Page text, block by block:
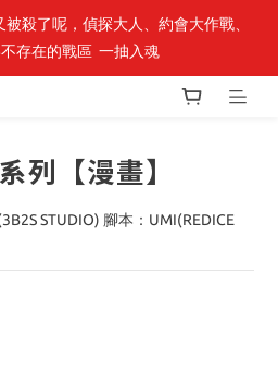
知讀者視角」 周邊商品
被殺了呢，偵探大人、約會大作戰、
存在的戰區  一抽入魂
列【漫畫】
STUDIO) 腳本：UMI(REDICE